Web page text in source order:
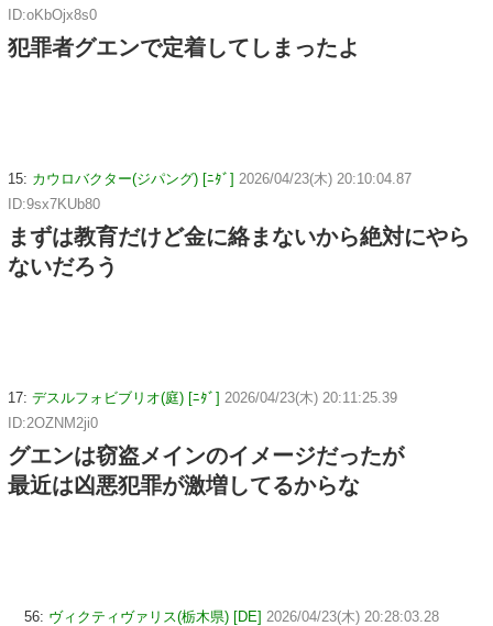
ID:oKbOjx8s0
犯罪者グエンで定着してしまったよ
15: カウロバクター(ジパング) [ﾆﾀﾞ] 2026/04/23(木) 20:10:04.87
ID:9sx7KUb80
まずは教育だけど金に絡まないから絶対にやら
ないだろう
17: デスルフォビブリオ(庭) [ﾆﾀﾞ] 2026/04/23(木) 20:11:25.39
ID:2OZNM2ji0
グエンは窃盗メインのイメージだったが
最近は凶悪犯罪が激増してるからな
56: ヴィクティヴァリス(栃木県) [DE] 2026/04/23(木) 20:28:03.28